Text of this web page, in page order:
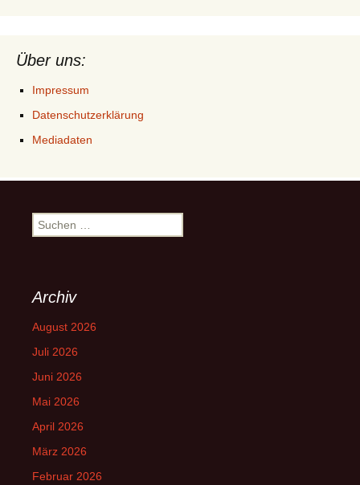
Über uns:
Impressum
Datenschutzerklärung
Mediadaten
Suchen
nach:
Archiv
August 2026
Juli 2026
Juni 2026
Mai 2026
April 2026
März 2026
Februar 2026